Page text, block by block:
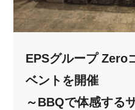
EPSグループ Zero
ベントを開催
～BBQで体感する